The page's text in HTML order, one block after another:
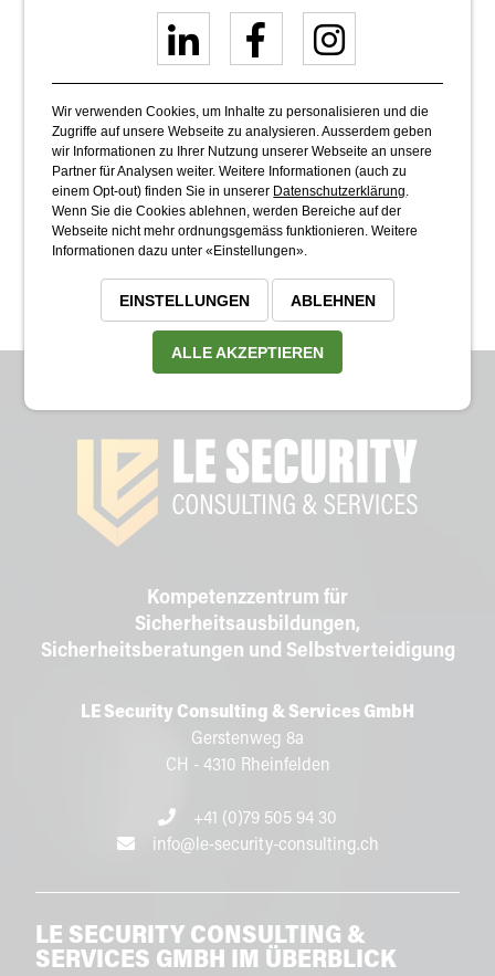
Grundausbildung
Sicherteitsdienste
Kurse
1 2 3 4 5 6 7
Kompetenzzentrum für
Sicherheitsausbildungen,
Sicherheitsberatungen und Selbstverteidigung
LE Security Consulting & Services GmbH
Gerstenweg 8a
CH - 4310 Rheinfelden
+41 (0)79 505 94 30
info@le-security-consulting.ch
LE SECURITY CONSULTING &
SERVICES GMBH IM ÜBERBLICK
Wir verwenden Cookies, um Inhalte zu personalisieren und die
Zugriffe auf unsere Webseite zu analysieren. Ausserdem geben
wir Informationen zu Ihrer Nutzung unserer Webseite an unsere
Partner für Analysen weiter. Weitere Informationen (auch zu
einem Opt-out) finden Sie in unserer Datenschutzerklärung.
Wenn Sie die Cookies ablehnen, werden Bereiche auf der
Webseite nicht mehr ordnungsgemäss funktionieren. Weitere
Informationen dazu unter «Einstellungen».
EINSTELLUNGEN ABLEHNEN
ALLE AKZEPTIEREN